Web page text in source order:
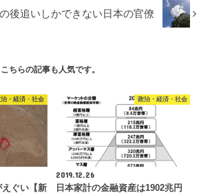
後追いしかできない日本の官僚
こちらの記事も人気です。
・経済・社会
ぐい【新
政治・経済・社会
2019.12.26
日本家計の金融資産は1902兆円